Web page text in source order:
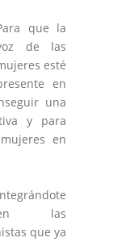
que la
de las
esté
en
una
y para
en
las
que ya